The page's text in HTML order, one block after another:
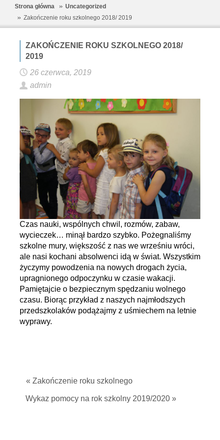
Strona główna
Uncategorized
Zakończenie roku szkolnego 2018/ 2019
ZAKOŃCZENIE ROKU SZKOLNEGO 2018/
2019
26 czerwca, 2019
admin
Czas nauki, wspólnych chwil, rozmów, zabaw,
wycieczek… minął bardzo szybko. Pożegnaliśmy
szkolne mury, większość z nas we wrześniu wróci,
ale nasi kochani absolwenci idą w świat. Wszystkim
życzymy powodzenia na nowych drogach życia,
upragnionego odpoczynku w czasie wakacji.
Pamiętajcie o bezpiecznym spędzaniu wolnego
czasu. Biorąc przykład z naszych najmłodszych
przedszkolaków podążajmy z uśmiechem na letnie
wyprawy.
« Zakończenie roku szkolnego
Wykaz pomocy na rok szkolny 2019/2020 »